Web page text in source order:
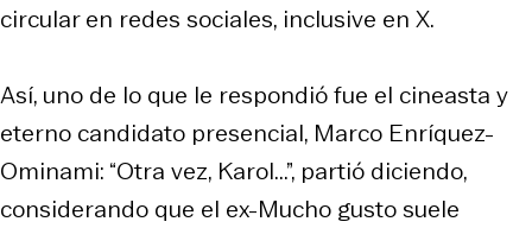
circular en redes sociales, inclusive en X.
Así, uno de lo que le respondió fue el cineasta y
eterno candidato presencial, Marco Enríquez-
Ominami: “Otra vez, Karol...”, partió diciendo,
considerando que el ex-Mucho gustosuele